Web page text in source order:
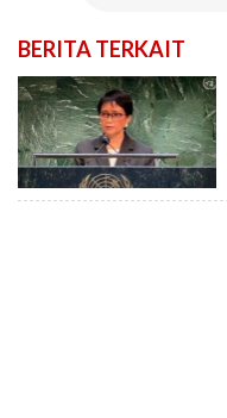
BERITA TERKAIT